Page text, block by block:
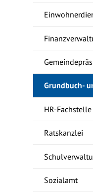
Grundbuch-
HR-Fachstelle
Ratskanzlei
Sozialamt